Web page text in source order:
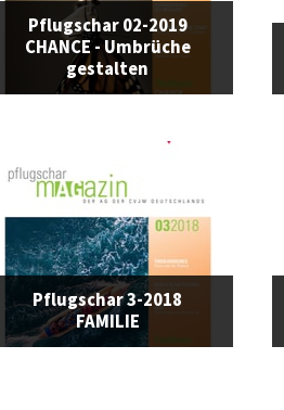
Pflugschar 02-2019
CHANCE - Umbrüche
gestalten
Pflugschar 3-2018
FAMILIE